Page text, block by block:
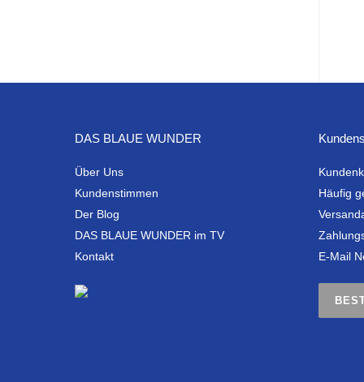
DAS BLAUE WUNDER
Über Uns
Kundenstimmen
Der Blog
DAS BLAUE WUNDER im TV
Kontakt
Häufig
E-Mail